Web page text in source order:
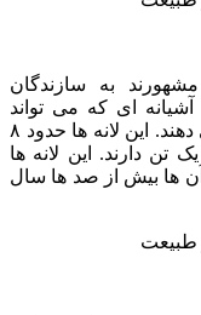
به سازندگان
آشیانه ای که می تواند
چندین نسل از هزاران پرنده را در خود جای دهند. این لانه ها حدود ۸
بر یک تن دارند. این لانه ها
ها بیش از صد ها سال